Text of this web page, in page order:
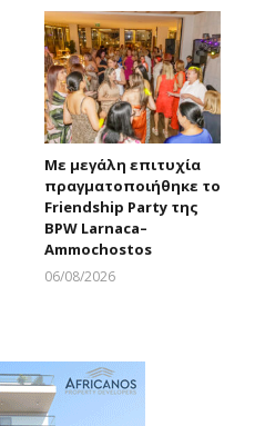
Με μεγάλη επιτυχία
πραγματοποιήθηκε το
Friendship Party της
BPW Larnaca–
Ammochostos
06/08/2026